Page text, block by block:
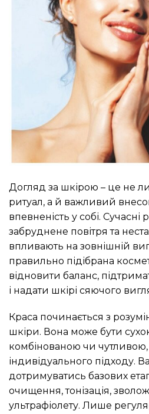
Догляд за шкірою – це не
ритуал, а й важливий
впевненість у собі. Сучасні
забруднене повітря та
впливають на зовнішній
правильно підібрана
відновити баланс,
і надати шкірі сяючого
Краса починається з
шкіри. Вона може бути
комбінованою чи
індивідуального підходу.
дотримуватись базових
очищення, тонізація,
ультрафіолету. Лише